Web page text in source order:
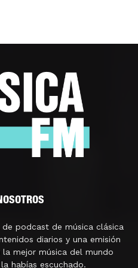
podcast de música clásica
diarios y una emisión
mejor música del mundo
habías escuchado.